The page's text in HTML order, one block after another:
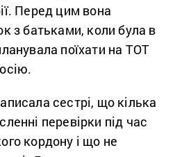
Перед цим вона
з батьками, коли була в
поїхати на ТОТ
сестрі, що кілька
перевірки під час
кордону і що не